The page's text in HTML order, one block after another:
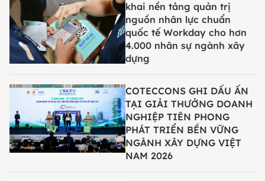
khai nền tảng quản trị
nguồn nhân lực chuẩn
quốc tế Workday cho hơn
4.000 nhân sự ngành xây
dựng
COTECCONS GHI DẤU ẤN
TẠI GIẢI THƯỞNG DOANH
NGHIỆP TIÊN PHONG
PHÁT TRIỂN BỀN VỮNG
NGÀNH XÂY DỰNG VIỆT
NAM 2026